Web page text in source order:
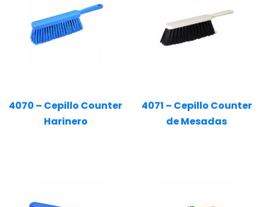
4070 – Cepillo Counter
Harinero
4071 – Cepillo Counter
de Mesadas